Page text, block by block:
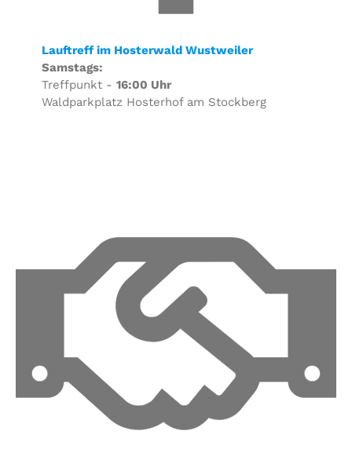
Lauftreff im Hosterwald Wustweiler
Samstags:
Treffpunkt - 16:00 Uhr
Waldparkplatz Hosterhof am Stockberg